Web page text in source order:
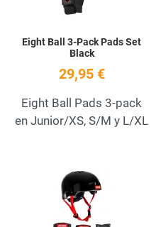
Eight Ball 3-Pack Pads Set
Black
29,95 €
Eight Ball Pads 3-pack
en Junior/XS, S/M y L/XL
Add to Wishlist